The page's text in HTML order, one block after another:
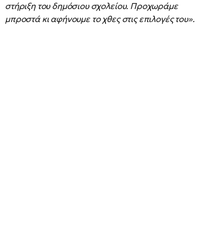
στήριξη του δημόσιου σχολείου. Προχωράμε
μπροστά κι αφήνουμε το χθες στις επιλογές του».